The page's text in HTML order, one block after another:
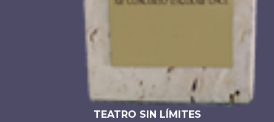
TEATRO SIN LÍMITES